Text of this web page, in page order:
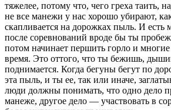
тяжелее, потому что, чего греха таить,
не все манежи у нас хорошо убирают,
скапливается на дорожках пыль. И есть
после соревнований вроде бы ты
потом начинает першить горло и
время. Это оттого, что ты бежишь,
поднимается. Когда бегуны бегут по
эта пыль, и ты ее, так или иначе,
люди должны понимать, что одно дело
манеже, другое дело — участвовать в